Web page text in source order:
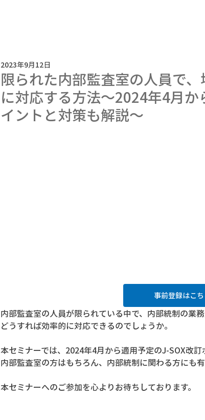
限られた内部監査室の人員で
に対応する方法〜2024年4月
イントと対策も解説〜
2023年9月12日
事前登録はこ
内部監査室の人員が限られている中で、内部統制の業務
どうすれば効率的に対応できるのでしょうか。
本セミナーでは、2024年4月から適用予定のJ-SOX改訂
内部監査室の方はもちろん、内部統制に関わる方にも
本セミナーへのご参加を心よりお待ちしております。